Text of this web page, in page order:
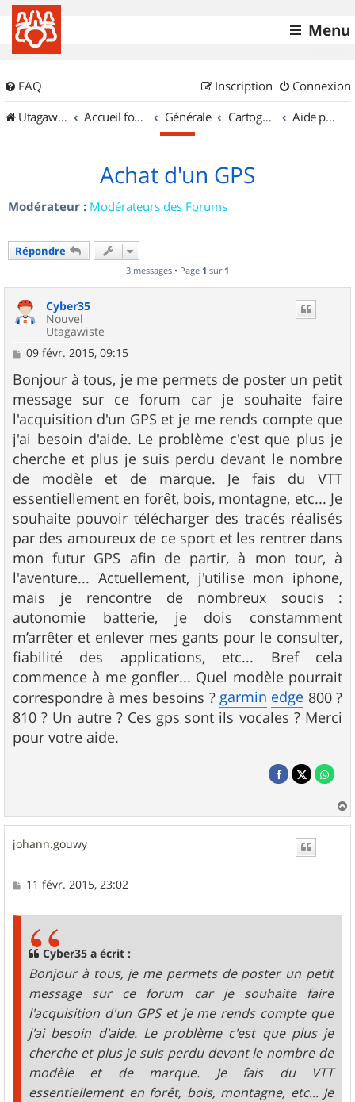
Menu
FAQ Connexion
Inscription
UtagawaVTT (Randos VTT et VTTAE avec traces GPS)
Accueil forum Générale Cartographie et GPS Aide pour l'achat d'un GPS
Achat d'un GPS
Modérateur : Modérateurs des Forums
Répondre
3 messages • Page 1 sur 1
Cyber35
Nouvel
Utagawiste
M
s
s
a
g
e
09 févr. 2015, 09:15
Bonjour à tous, je me permets de poster un petit
message sur ce forum car je souhaite faire
l'acquisition d'un GPS et je me rends compte que
j'ai besoin d'aide. Le problème c'est que plus je
cherche et plus je suis perdu devant le nombre
de modèle et de marque. Je fais du VTT
essentiellement en forêt, bois, montagne, etc... Je
souhaite pouvoir télécharger des tracés réalisés
par des amoureux de ce sport et les rentrer dans
mon futur GPS afin de partir, à mon tour, à
l'aventure... Actuellement, j'utilise mon iphone,
mais je rencontre de nombreux soucis :
autonomie batterie, je dois constamment
m’arrêter et enlever mes gants pour le consulter,
fiabilité des applications, etc... Bref cela
commence à me gonfler... Quel modèle pourrait
correspondre à mes besoins ? garmin edge 800 ?
810 ? Un autre ? Ces gps sont ils vocales ? Merci
pour votre aide.
a
johann.gouwy
M11 févr. 2015, 23:02
Cyber35 a écrit :
Bonjour à tous, je me permets de poster un petit
message sur ce forum car je souhaite faire
l'acquisition d'un GPS et je me rends compte que
j'ai besoin d'aide. Le problème c'est que plus je
cherche et plus je suis perdu devant le nombre de
modèle et de marque. Je fais du VTT
essentiellement en forêt, bois, montagne, etc... Je